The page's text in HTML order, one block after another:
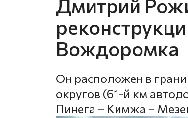
Дмитрий
Вождоромка
Он расположен в
округов (61-й км
Пинега – Кимжа –